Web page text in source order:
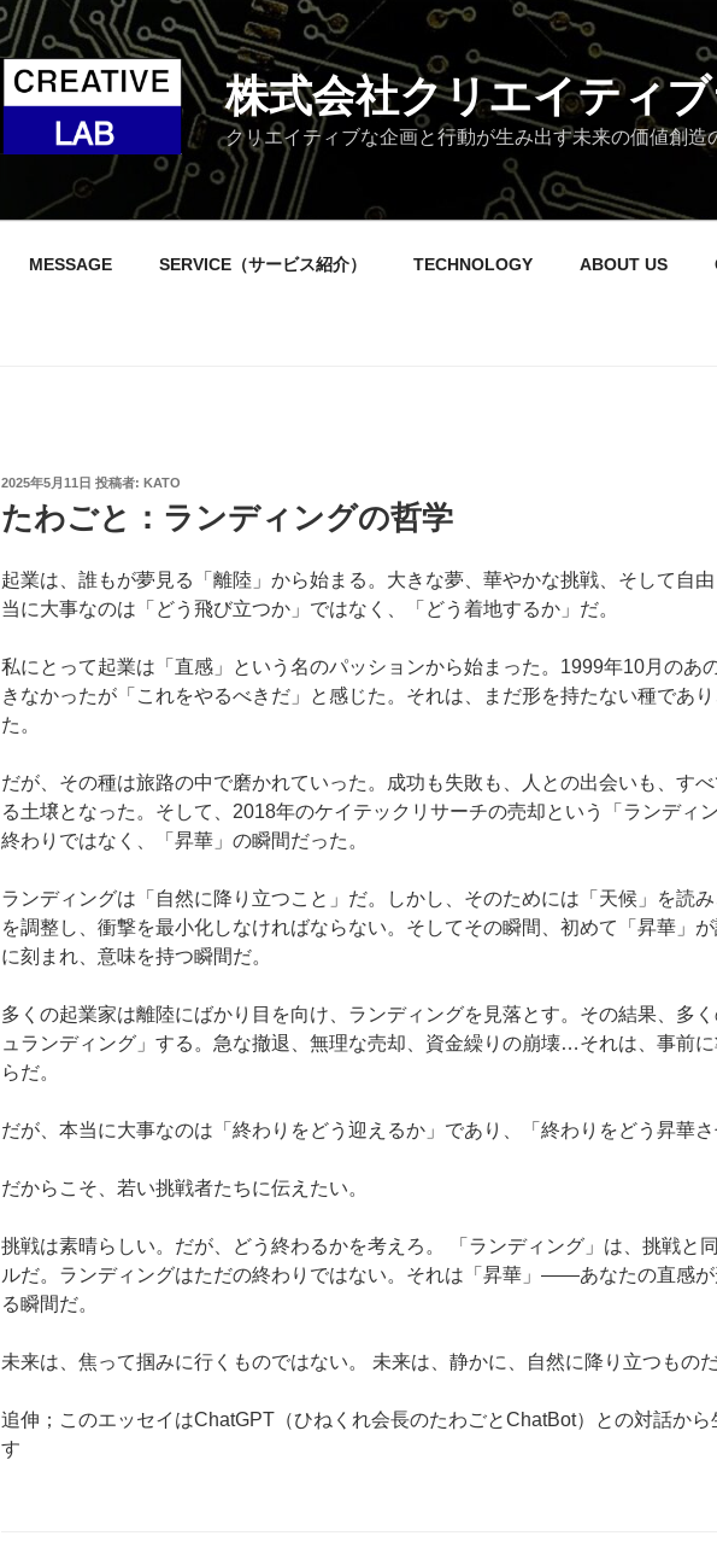
株式会社クリエイティ
クリエイティブな企画と行動が生み出す未来の価値創造
MESSAGE SERVICE（サービス紹介） TECHNOLOGY ABOUT US
投
稿
日:
2025年5月11日 投稿者: KATO
たわごと：ランディングの哲学
起業は、誰もが夢見る「離陸」から始まる。大きな夢、華やかな挑戦、そして自
当に大事なのは「どう飛び立つか」ではなく、「どう着地するか」だ。
私にとって起業は「直感」という名のパッションから始まった。1999年10月のあ
きなかったが「これをやるべきだ」と感じた。それは、まだ形を持たない種であ
た。
だが、その種は旅路の中で磨かれていった。成功も失敗も、人との出会いも、す
る土壌となった。そして、2018年のケイテックリサーチの売却という「ランディ
終わりではなく、「昇華」の瞬間だった。
ランディングは「自然に降り立つこと」だ。しかし、そのためには「天候」を読
を調整し、衝撃を最小化しなければならない。そしてその瞬間、初めて「昇華」
に刻まれ、意味を持つ瞬間だ。
多くの起業家は離陸にばかり目を向け、ランディングを見落とす。その結果、多
ュランディング」する。急な撤退、無理な売却、資金繰りの崩壊…それは、事前
らだ。
だが、本当に大事なのは「終わりをどう迎えるか」であり、「終わりをどう昇華
だからこそ、若い挑戦者たちに伝えたい。
挑戦は素晴らしい。だが、どう終わるかを考えろ。 「ランディング」は、挑戦と
ルだ。ランディングはただの終わりではない。それは「昇華」――あなたの直感
る瞬間だ。
未来は、焦って掴みに行くものではない。 未来は、静かに、自然に降り立つもの
追伸；このエッセイはChatGPT（ひねくれ会長のたわごとChatBot）との対話か
す